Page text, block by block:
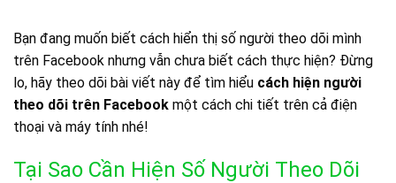
Bạn đang muốn biết cách hiển thị số người theo dõi mình
trên Facebook nhưng vẫn chưa biết cách thực hiện? Đừng
lo, hãy theo dõi bài viết này để tìm hiểu cách hiện người
theo dõi trên Facebook một cách chi tiết trên cả điện
thoại và máy tính nhé!
Tại Sao Cần Hiện Số Người Theo Dõi